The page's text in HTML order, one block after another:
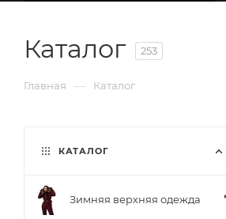
Каталог 253
Главная — Каталог
КАТАЛОГ
Зимняя верхняя одежда